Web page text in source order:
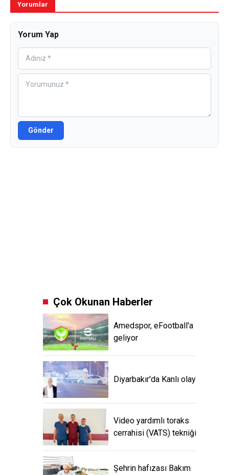
Yorumlar
Yorum Yap
Gönder
Çok Okunan Haberler
Amedspor, eFootball'a
geliyor
Diyarbakır'da Kanlı olay
Video yardımlı toraks
cerrahisi (VATS) tekniği
Şehrin hafızası Bakım